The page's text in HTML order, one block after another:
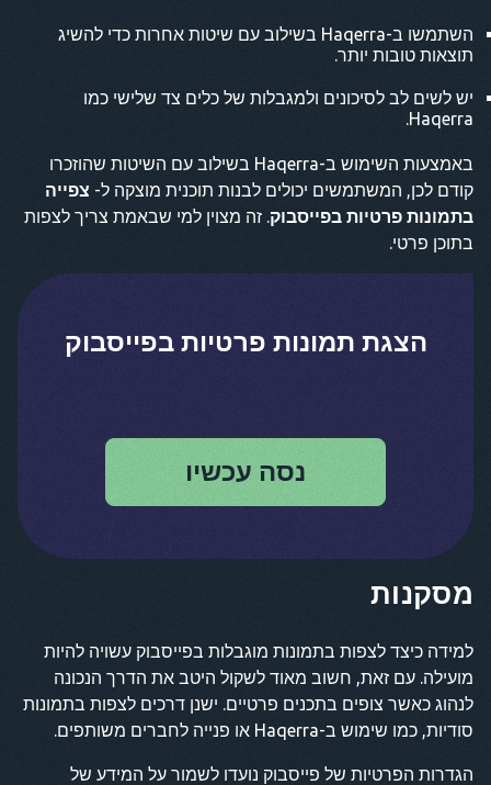
השתמשו ב-Haqerra בשילוב עם שיטות אחרות כדי להשיג
תוצאות טובות יותר.
יש לשים לב לסיכונים ולמגבלות של כלים צד שלישי כמו
Haqerra.
באמצעות השימוש ב-Haqerra בשילוב עם השיטות שהוזכרו
קודם לכן, המשתמשים יכולים לבנות תוכנית מוצקה ל- צפייה
בתמונות פרטיות בפייסבוק . זה מצוין למי שבאמת צריך לצפות
בתוכן פרטי.
הצגת תמונות פרטיות בפייסבוק
נסה עכשיו
מסקנות
למידה כיצד לצפות בתמונות מוגבלות בפייסבוק עשויה להיות
מועילה. עם זאת, חשוב מאוד לשקול היטב את הדרך הנכונה
לנהוג כאשר צופים בתכנים פרטיים. ישנן דרכים לצפות בתמונות
סודיות, כמו שימוש ב-Haqerra או פנייה לחברים משותפים.
הגדרות הפרטיות של פייסבוק נועדו לשמור על המידע של